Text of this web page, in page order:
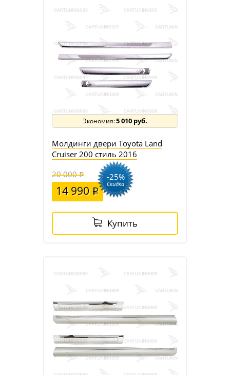
5 010 руб.
Молдинги двери Toyota Land
Cruiser 200 стиль 2016
20 000
14 990
-25%
Скидка
Купить